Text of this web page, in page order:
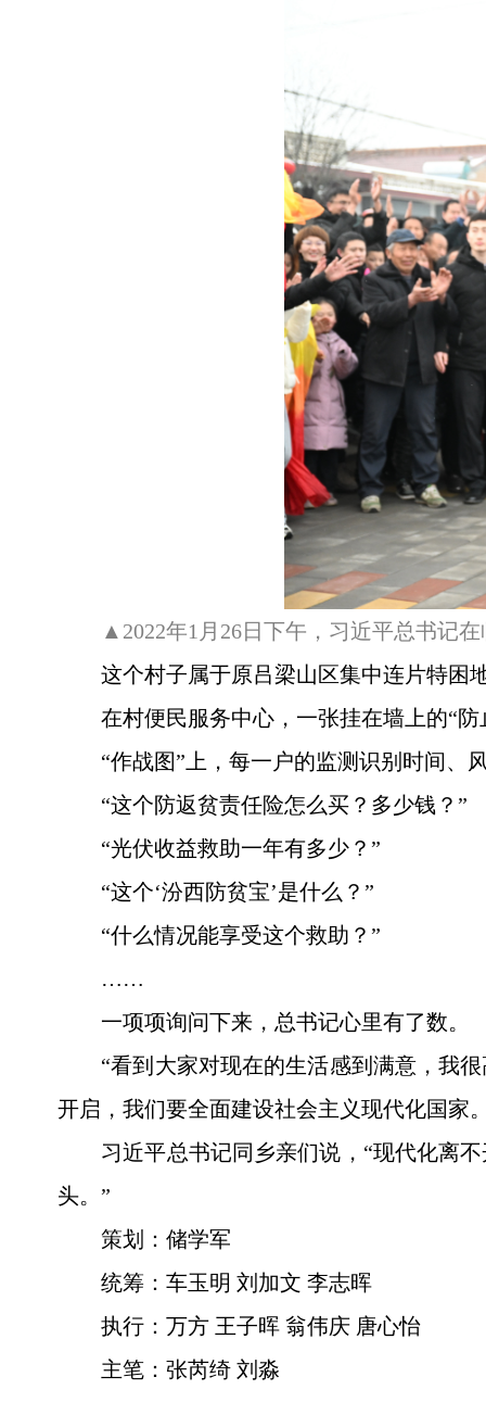
▲2022年1月26日下午，习近平总书记
这个村子属于原吕梁山区集中连片特困
在村便民服务中心，一张挂在墙上的“
“作战图”上，每一户的监测识别时间、
“这个防返贫责任险怎么买？多少钱？”
“光伏收益救助一年有多少？”
“这个‘汾西防贫宝’是什么？”
“什么情况能享受这个救助？”
……
一项项询问下来，总书记心里有了数。
“看到大家对现在的生活感到满意，我
开启，我们要全面建设社会主义现代化国家
习近平总书记同乡亲们说，“现代化离
头。”
策划：储学军
统筹：车玉明 刘加文 李志晖
执行：万方 王子晖 翁伟庆 唐心怡
主笔：张芮绮 刘淼